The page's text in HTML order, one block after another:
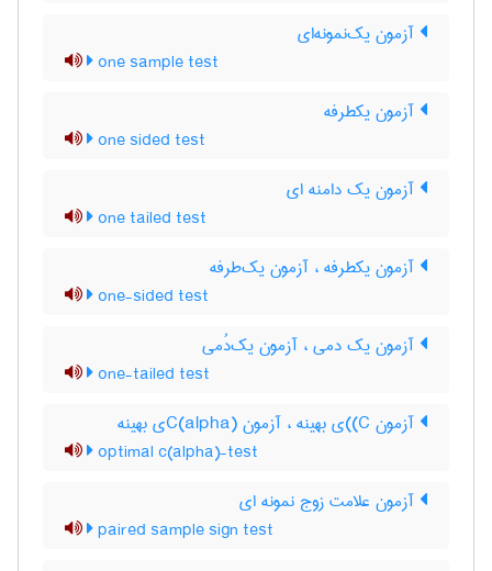
آزمون یک‌نمونه‌ای
one sample test
آزمون یکطرفه
one sided test
آزمون یک دامنه ای
one tailed test
آزمون یکطرفه ، آزمون یک‌طرفه
one-sided test
آزمون یک دمی ، آزمون یک‌دُمی
one-tailed test
آزمون C)‌)ی بهینه ، آزمون C(‌‌a‌l‌p‌h‌a)ی بهینه
optimal c(alpha)-test
آزمون علامت زوج نمونه ای
paired sample sign test